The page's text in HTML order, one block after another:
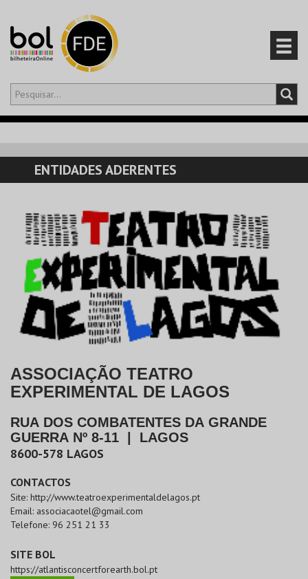
Olá,iniciar sessão
CARRINHO
EVENTOS
CARTÕES
PRODUTOS
ENTIDADES ADERENTES
ASSOCIAÇÃO TEATRO
EXPERIMENTAL DE LAGOS
RUA DOS COMBATENTES DA GRANDE
GUERRA Nº 8-11
LAGOS
8600-578 LAGOS
CONTACTOS
Site: http://www.teatroexperimentaldelagos.pt
Email: associacaotel@gmail.com
Telefone: 96 251 21 33
SITE BOL
https://atlantisconcertforearth.bol.pt